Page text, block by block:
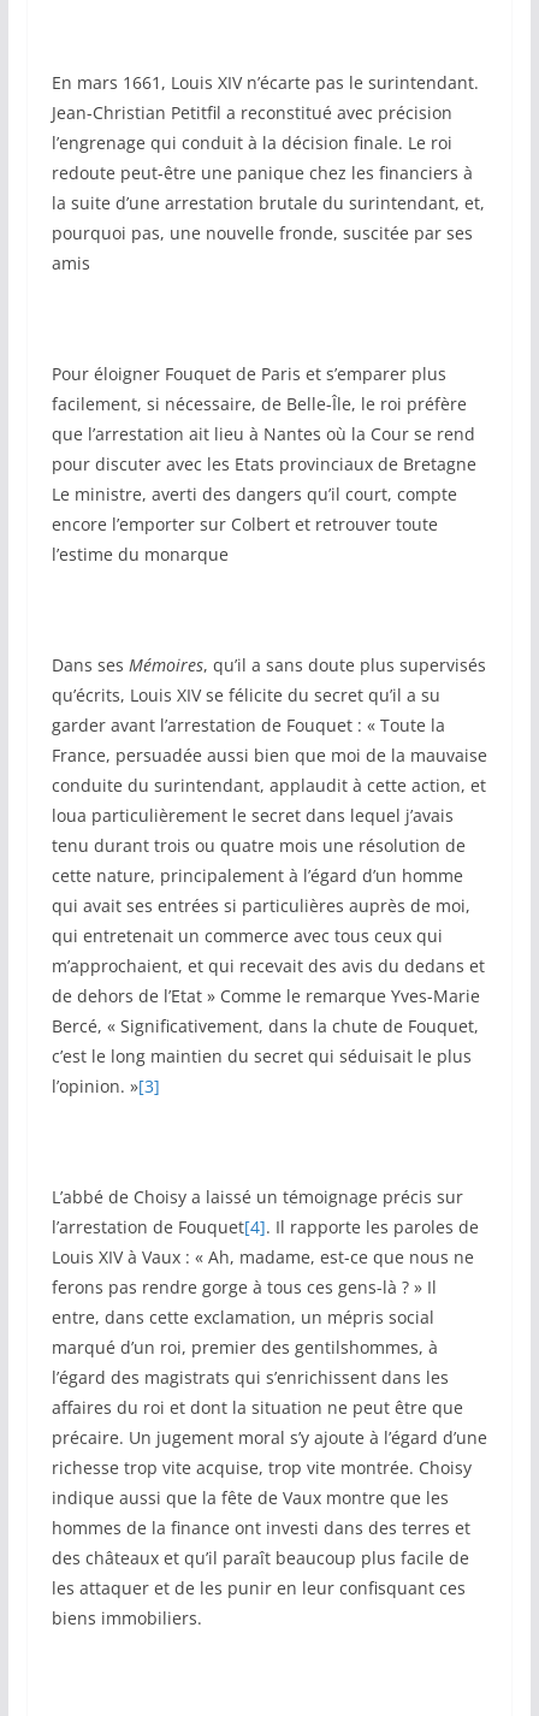
En mars 1661, Louis XIV n’écarte pas le surintendant.
Jean-Christian Petitfil a reconstitué avec précision
l’engrenage qui conduit à la décision finale. Le roi
redoute peut-être une panique chez les financiers à
la suite d’une arrestation brutale du surintendant, et,
pourquoi pas, une nouvelle fronde, suscitée par ses
amis
Pour éloigner Fouquet de Paris et s’emparer plus
facilement, si nécessaire, de Belle-Île, le roi préfère
que l’arrestation ait lieu à Nantes où la Cour se rend
pour discuter avec les Etats provinciaux de Bretagne
Le ministre, averti des dangers qu’il court, compte
encore l’emporter sur Colbert et retrouver toute
l’estime du monarque
Dans ses Mémoires, qu’il a sans doute plus supervisés
qu’écrits, Louis XIV se félicite du secret qu’il a su
garder avant l’arrestation de Fouquet : « Toute la
France, persuadée aussi bien que moi de la mauvaise
conduite du surintendant, applaudit à cette action, et
loua particulièrement le secret dans lequel j’avais
tenu durant trois ou quatre mois une résolution de
cette nature, principalement à l’égard d’un homme
qui avait ses entrées si particulières auprès de moi,
qui entretenait un commerce avec tous ceux qui
m’approchaient, et qui recevait des avis du dedans et
de dehors de l’Etat » Comme le remarque Yves-Marie
Bercé, « Significativement, dans la chute de Fouquet,
c’est le long maintien du secret qui séduisait le plus
l’opinion. »[3]
L’abbé de Choisy a laissé un témoignage précis sur
l’arrestation de Fouquet[4]. Il rapporte les paroles de
Louis XIV à Vaux : « Ah, madame, est-ce que nous ne
ferons pas rendre gorge à tous ces gens-là ? » Il
entre, dans cette exclamation, un mépris social
marqué d’un roi, premier des gentilshommes, à
l’égard des magistrats qui s’enrichissent dans les
affaires du roi et dont la situation ne peut être que
précaire. Un jugement moral s’y ajoute à l’égard d’une
richesse trop vite acquise, trop vite montrée. Choisy
indique aussi que la fête de Vaux montre que les
hommes de la finance ont investi dans des terres et
des châteaux et qu’il paraît beaucoup plus facile de
les attaquer et de les punir en leur confisquant ces
biens immobiliers.